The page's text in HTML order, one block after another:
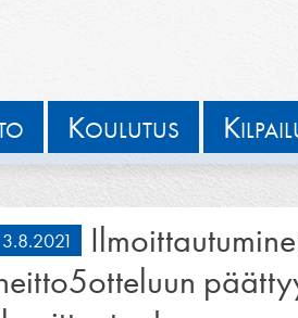
KOULUTUS K
3.8.2021